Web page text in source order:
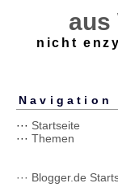
aus
nicht
Navigation
··· Startseite
··· Themen
··· Blogger.de